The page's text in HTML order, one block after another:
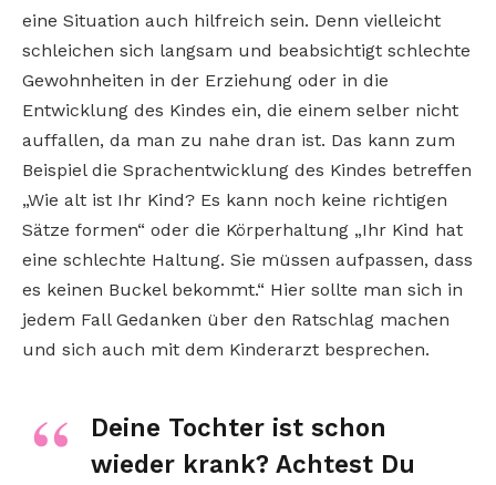
eine Situation auch hilfreich sein. Denn vielleicht
schleichen sich langsam und beabsichtigt schlechte
Gewohnheiten in der Erziehung oder in die
Entwicklung des Kindes ein, die einem selber nicht
auffallen, da man zu nahe dran ist. Das kann zum
Beispiel die Sprachentwicklung des Kindes betreffen
„Wie alt ist Ihr Kind? Es kann noch keine richtigen
Sätze formen“ oder die Körperhaltung „Ihr Kind hat
eine schlechte Haltung. Sie müssen aufpassen, dass
es keinen Buckel bekommt.“ Hier sollte man sich in
jedem Fall Gedanken über den Ratschlag machen
und sich auch mit dem Kinderarzt besprechen.
Deine Tochter ist schon
wieder krank? Achtest Du